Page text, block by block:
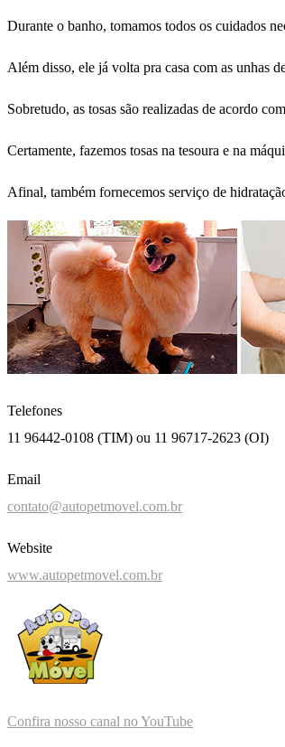
Durante o banho, tomamos todos os cuidados
Além disso, ele já volta pra casa com as unhas
Sobretudo, as tosas são realizadas de acordo
Certamente, fazemos tosas na tesoura e na
Afinal, também fornecemos serviço de
Telefones
11 96442-0108 (TIM) ou 11 96717-2623 (OI)
Email
contato@autopetmovel.com.br
Website
www.autopetmovel.com.br
Confira nosso canal no YouTube